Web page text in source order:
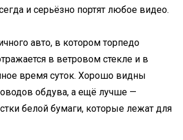
и серьёзно портят любое видео.
авто, в котором торпедо
в ветровом стекле и в
время суток. Хорошо видны
обдува, а ещё лучше —
белой бумаги, которые лежат для